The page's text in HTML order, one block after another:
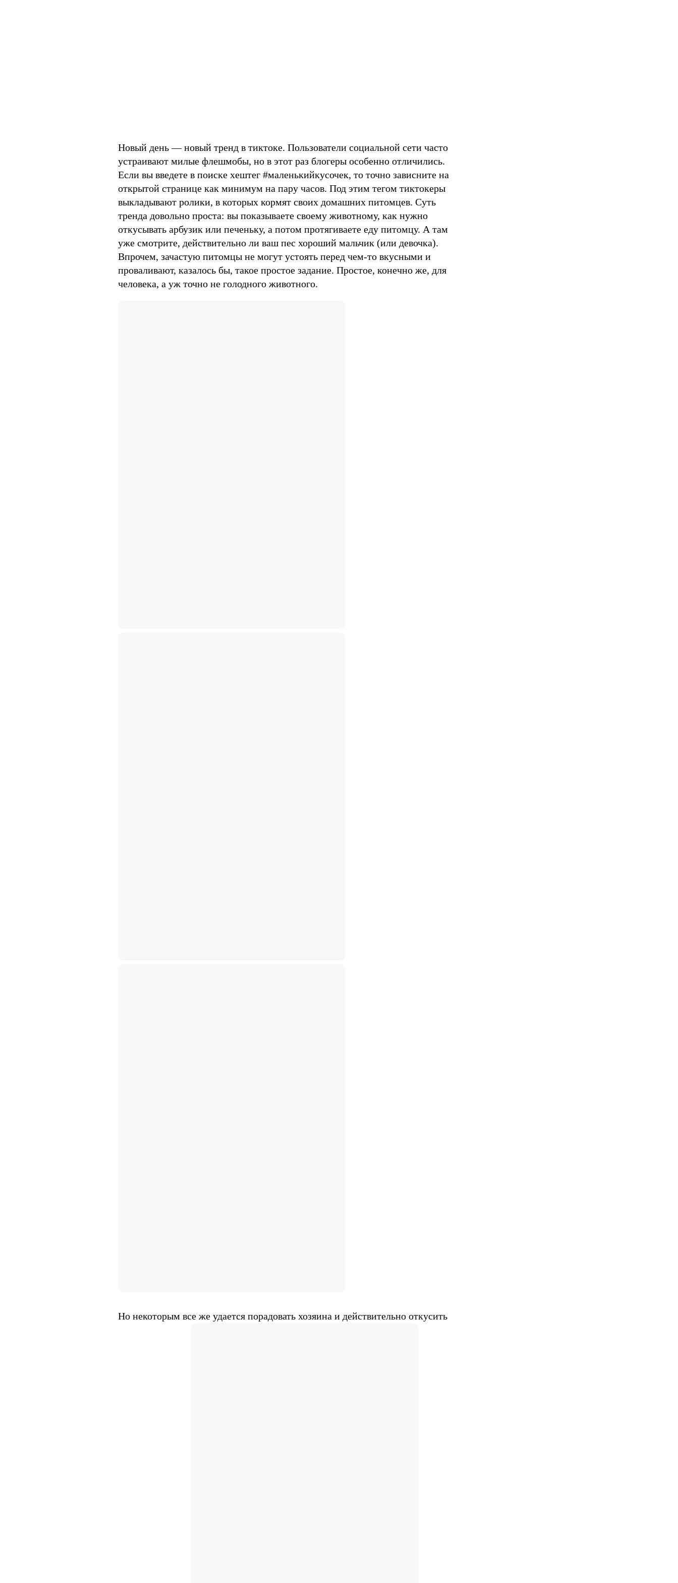
Новый день — новый тренд в тиктоке. Пользователи социальной сети часто
устраивают милые флешмобы, но в этот раз блогеры особенно отличились.
Если вы введете в поиске хештег #маленькийкусочек, то точно зависните на
открытой странице как минимум на пару часов. Под этим тегом тиктокеры
выкладывают ролики, в которых кормят своих домашних питомцев. Суть
тренда довольно проста: вы показываете своему животному, как нужно
откусывать арбузик или печеньку, а потом протягиваете еду питомцу. А там
уже смотрите, действительно ли ваш пес хороший мальчик (или девочка).
Впрочем, зачастую питомцы не могут устоять перед чем-то вкусными и
проваливают, казалось бы, такое простое задание. Простое, конечно же, для
человека, а уж точно не голодного животного.
Но некоторым все же удается порадовать хозяина и действительно откусить